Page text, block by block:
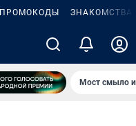
ПРОМОКОДЫ ЗНАКОМСТВА
Мост смыло